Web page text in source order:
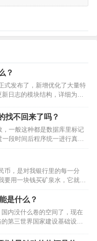
？
式发布了，新增优化了大量特
日志的模块结构，详细为你
绿基础上赋予了清新。 更简
简单，除字体外…
找不回来了吗？
一般这种都是数据库里标记
段时间后程序统一进行真删
时也可能是几天几个月甚至几
不过你联系腾…
币，是对我银行里的每一分
要用一块钱买矿泉水，它就从
一块钱，支付给商家。 我花
钱，组合成一百…
是什么？
内没什么卷的空间了，现在
第三世界国家建设基础设